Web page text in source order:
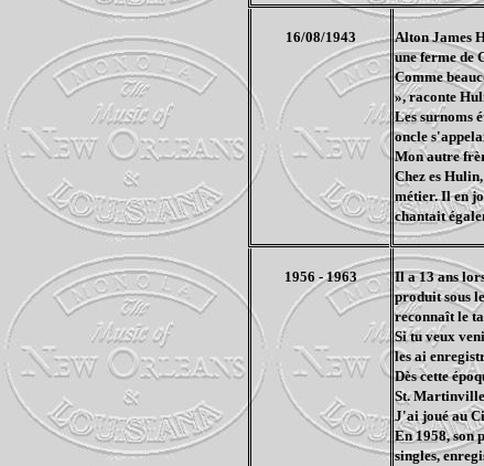
16/08/1943
Alton James
une ferme de
Comme
», raconte
Les surnoms
oncle
Mon autre
Chez es
métier. Il en
chantait
1956 - 1963
Il a 13 ans
produit sous
reconnaît le
Si tu veux
les ai
Dès cette
St.
J'ai joué au
En 1958, son
singles,